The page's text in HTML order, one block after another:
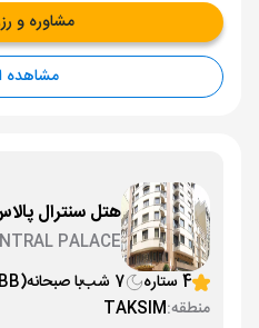
مشاوره و
مشاهده
هتل سنترال
PALACE
4 ستاره
7 شب با صبحانه(BB)
منطقه:TAKSIM